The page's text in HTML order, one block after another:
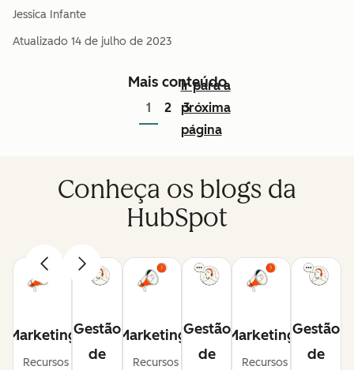
Jessica Infante
Atualizado 14 de julho de 2023
Mais conteúdo
1 2 3
Ir para a
próxima
página
Conheça os blogs da
HubSpot
Marketing
Recursos
Gestão
de
Marketing
Recursos
Gestão
de
Marketing
Recursos
Gestão
de